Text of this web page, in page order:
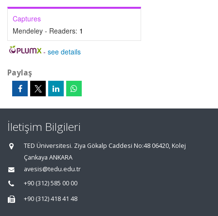
Captures
Mendeley - Readers: 1
- see details
Paylaş
İletişim Bilgileri
TED Üniversitesi. Ziya Gökalp Caddesi No:48 06420, Kolej
Çankaya ANKARA
avesis@tedu.edu.tr
+90 (312) 585 00 00
+90 (312) 418 41 48